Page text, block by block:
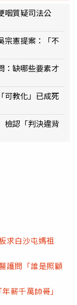
咽質疑司法公
憲提案：「不
：缺哪些要素才
可教化」已成死
檢認「判決違背
求白沙屯媽祖
護問「誰是照顧
年薪千萬帥哥」